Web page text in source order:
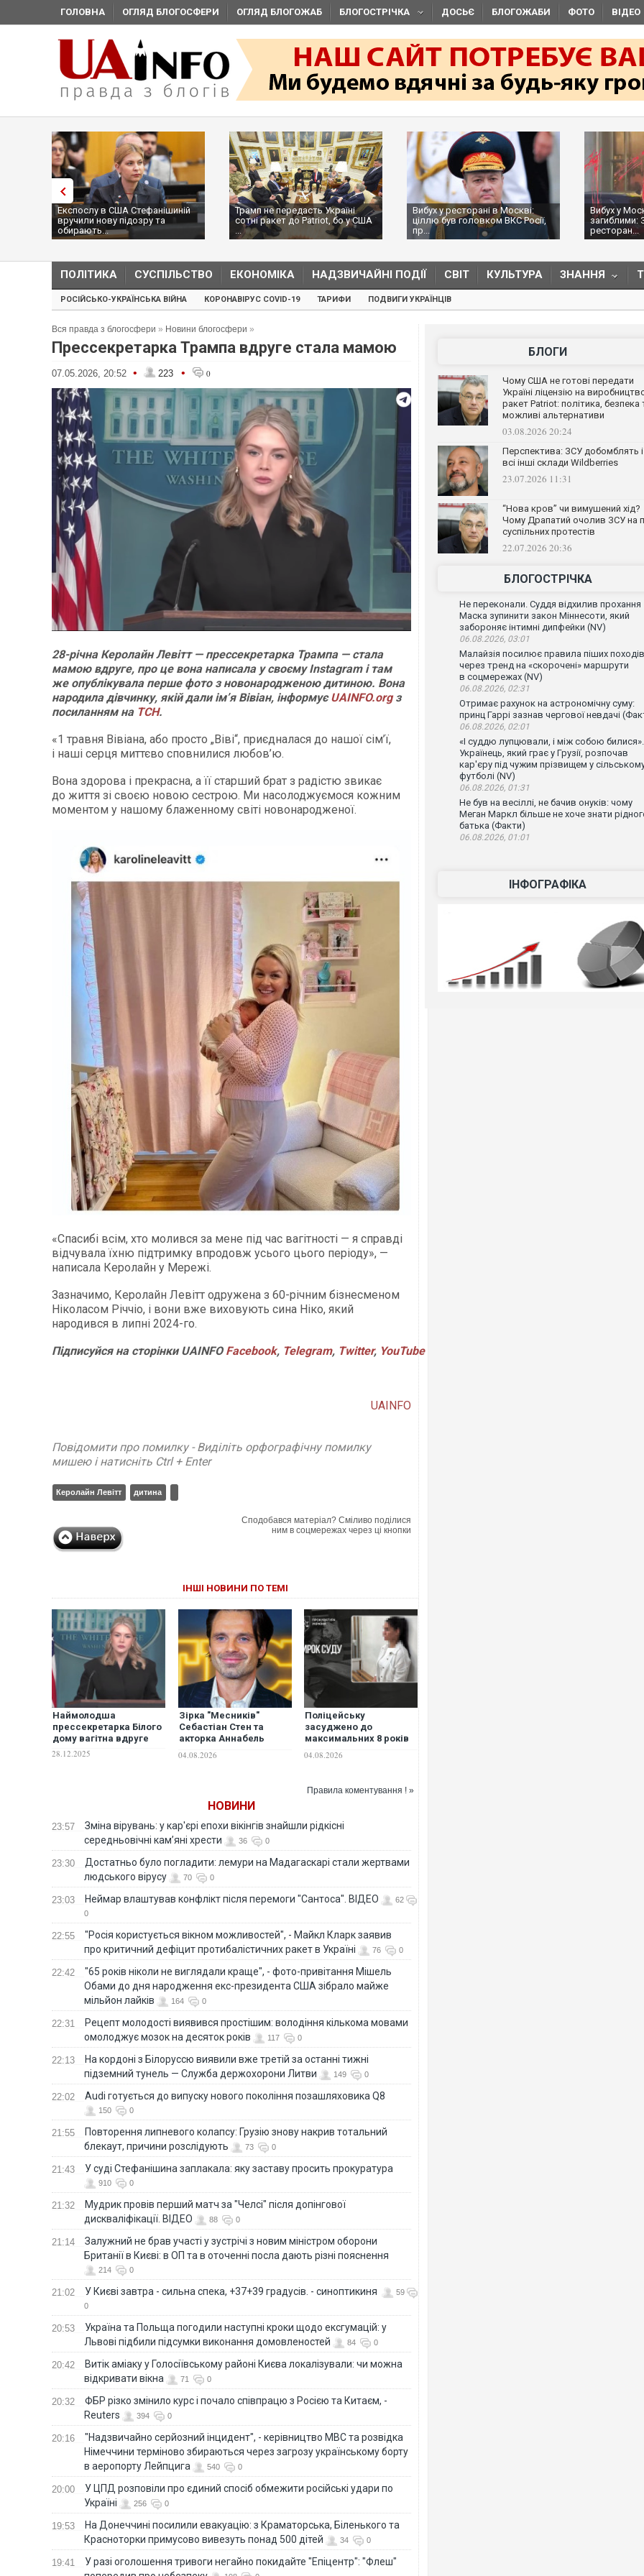
ГОЛОВНА ОГЛЯД БЛОГОСФЕРИ ОГЛЯД БЛОГОЖАБ БЛОГОСТРІЧКА ДОСЬЄ БЛОГОЖАБИ ФОТО ВІДЕО
Експослу в США Стефанішиній
вручили нову підозру та
обирають...
Трамп не передасть Україні
сотні ракет до Patriot, бо у США
...
Вибух у ресторані в Москві:
ціллю був головком ВКС Росії,
пр...
Вибух у
загиблими:
ресторан...
ПОЛІТИКА СУСПІЛЬСТВО ЕКОНОМІКА НАДЗВИЧАЙНІ ПОДІЇ СВІТ КУЛЬТУРА ЗНАННЯ
РОСІЙСЬКО-УКРАЇНСЬКА ВІЙНА КОРОНАВІРУС COVID-19 ТАРИФИ ПОДВИГИ УКРАЇНЦІВ
Вся правда з блогосфери » Новини блогосфери »
Прессекретарка Трампа вдруге стала мамою
07.05.2026, 20:52 • 223 • 0
28-річна Керолайн Левітт — прессекретарка Трампа — стала
мамою вдруге, про це вона написала у своєму Instagram і там
же опублікувала перше фото з новонародженою дитиною. Вона
народила дівчинку, якій дали ім’я Вівіан, інформуєUAINFO.orgз
посиланням на ТСН.
«1 травня Вівіана, або просто „Віві“, приєдналася до нашої сім’ї,
і наші серця миттєво сповнилися любов’ю.
Вона здорова і прекрасна, а її старший брат з радістю звикає
до життя зі своєю новою сестрою. Ми насолоджуємося кожним
моментом у нашому блаженному світі новонародженої.
«Спасибі всім, хто молився за мене під час вагітності — я справді
відчувала їхню підтримку впродовж усього цього періоду», —
написала Керолайн у Мережі.
Зазначимо, Керолайн Левітт одружена з 60-річним бізнесменом
Ніколасом Річчіо, і вони вже виховують сина Ніко, який
народився в липні 2024-го.
ПідписуйсянасторінкиUAINFO Facebook, Telegram, Twitter, YouTube
UAINFO
Повідомити про помилку - Виділіть орфографічну помилку
мишею і натисніть Ctrl + Enter
Керолайн Левітт дитина
Сподобався матеріал? Сміливо поділися
ним в соцмережах через ці кнопки
ІНШІ НОВИНИ ПО ТЕМІ
Наймолодша
прессекретарка Білого
дому вагітна вдруге
28.12.2025
Зірка "Месників"
Себастіан Стен та
акторка Аннабель
батьками
04.08.2026
Поліцейську
засуджено до
максимальних 8 років
Прилуках, у якій
04.08.2026
Правила коментування ! »
НОВИНИ
23:57
Зміна вірувань: у кар'єрі епохи вікінгів знайшли рідкісні
середньовічні кам’яні хрести
36 0
23:30
Достатньо було погладити: лемури на Мадагаскарі стали жертвами
людського вірусу
70 0
23:03 Неймар влаштував конфлікт після перемоги "Сантоса". ВІДЕО
62
0
22:55
"Росія користується вікном можливостей", - Майкл Кларк заявив
про критичний дефіцит протибалістичних ракет в Україні
76 0
22:42
"65 років ніколи не виглядали краще", - фото-привітання Мішель
Обами до дня народження екс-президента США зібрало майже
мільйон лайків
164 0
22:31
Рецепт молодості виявився простішим: володіння кількома мовами
омолоджує мозок на десяток років
117 0
22:13
На кордоні з Білоруссю виявили вже третій за останні тижні
підземний тунель — Служба держохорони Литви
149 0
22:02 Audi готується до випуску нового покоління позашляховика Q8
150 0
21:55
Повторення липневого колапсу: Грузію знову накрив тотальний
блекаут, причини розслідують
73 0
21:43 У суді Стефанішина заплакала: яку заставу просить прокуратура
910 0
21:32
Мудрик провів перший матч за "Челсі" після допінгової
дискваліфікації. ВІДЕО
88 0
21:14
Залужний не брав участі у зустрічі з новим міністром оборони
Британії в Києві: в ОП та в оточенні посла дають різні пояснення
214 0
21:02 У Києві завтра - сильна спека, +37+39 градусів. - синоптикиня
59
0
20:53
Україна та Польща погодили наступні кроки щодо ексгумацій: у
Львові підбили підсумки виконання домовленостей
84 0
20:42
Витік аміаку у Голосіївському районі Києва локалізували: чи можна
відкривати вікна
71 0
20:32
ФБР різко змінило курс і почало співпрацю з Росією та Китаєм, -
Reuters
394 0
20:16
"Надзвичайно серйозний інцидент", - керівництво МВС та розвідка
Німеччини терміново збираються через загрозу українському борту
в аеропорту Лейпцига
540 0
20:00
У ЦПД розповіли про єдиний спосіб обмежити російські удари по
Україні
256 0
19:53
На Донеччині посилили евакуацію: з Краматорська, Біленького та
Красноторки примусово вивезуть понад 500 дітей
34 0
19:41
У разі оголошення тривоги негайно покидайте "Епіцентр": "Флеш"
БЛОГИ
Чому США не готові передати
Україні ліцензію на
ракет Patriot: політика, безпека
можливі альтернативи
03.08.2026 20:24
Перспектива: ЗСУ добомблять і
всі інші склади Wildberries
23.07.2026 11:31
“Нова кров” чи вимушений хід?
Чому Драпатий очолив ЗСУ на
суспільних протестів
22.07.2026 20:36
БЛОГОСТРІЧКА
Не переконали. Суддя відхилив прохання
Маска зупинити закон Міннесоти, який
забороняє інтимні дипфейки (NV)
06.08.2026, 03:01
Малайзія посилює правила піших походів
через тренд на «скорочені» маршрути
в соцмережах (NV)
06.08.2026, 02:31
Отримає рахунок на астрономічну суму:
принц Гаррі зазнав чергової невдачі
06.08.2026, 02:01
«І суддю лупцювали, і між собою билися».
Українець, який грає у Грузії, розпочав
кар'єру під чужим прізвищем у
футболі (NV)
06.08.2026, 01:31
Не був на весіллі, не бачив онуків: чому
Меган Маркл більше не хоче знати
батька (Факти)
06.08.2026, 01:01
ІНФОГРАФІКА
Українські надзвичайники
під час ліквідації масштабної
Неймар влаштував конфлікт